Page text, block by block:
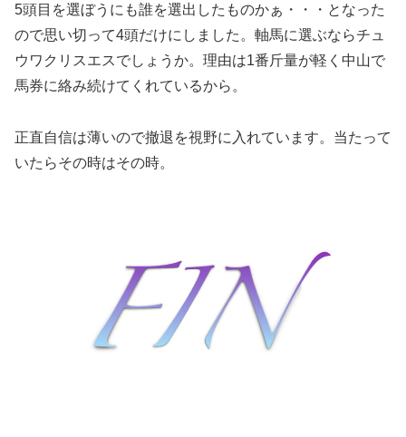
5頭目を選ぼうにも誰を選出したものかぁ・・・となった
ので思い切って4頭だけにしました。軸馬に選ぶならチュ
ウワクリスエスでしょうか。理由は1番斤量が軽く中山で
馬券に絡み続けてくれているから。
正直自信は薄いので撤退を視野に入れています。当たって
いたらその時はその時。